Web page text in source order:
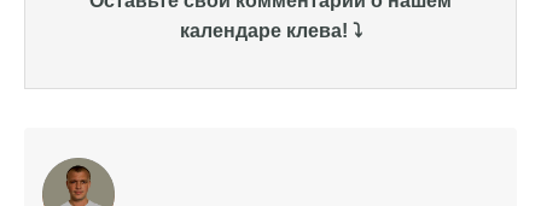
всегда помогает найти активных хищников
поймать крупного щуку, удивлен, но это
Сегодняшний прогноз клева оказался
полной ерундой, ни одной рыбы не поймал
календаре клева! ⤵️